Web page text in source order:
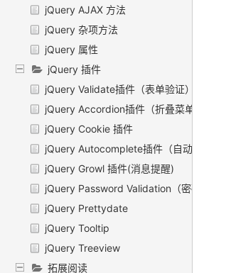
jQuery AJAX 方法
jQuery 杂项方法
jQuery 属性
jQuery 插件
jQuery Validate插件（表单验证）
jQuery Accordion插件（折叠菜单）
jQuery Cookie 插件
jQuery Autocomplete插件（自动补齐）
jQuery Growl 插件(消息提醒)
jQuery Password Validation（密码验证）
jQuery Prettydate
jQuery Tooltip
jQuery Treeview
拓展阅读